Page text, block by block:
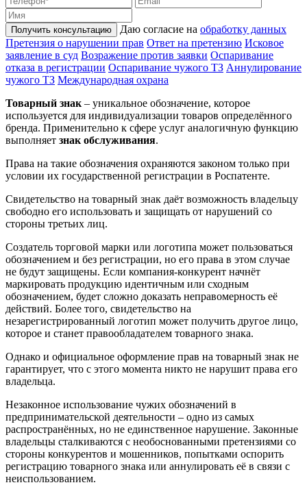
Получить консультацию Даю согласие на обработку данных
Претензия о нарушении прав Ответ на претензию Исковое
заявление в суд Возражение против заявки Оспаривание
отказа в регистрации Оспаривание чужого ТЗ Аннулирование
чужого ТЗ Международная охрана
Товарный знак – уникальное обозначение, которое
используется для индивидуализации товаров определённого
бренда. Применительно к сфере услуг аналогичную функцию
выполняет знак обслуживания.
Права на такие обозначения охраняются законом только при
условии их государственной регистрации в Роспатенте.
Свидетельство на товарный знак даёт возможность владельцу
свободно его использовать и защищать от нарушений со
стороны третьих лиц.
Создатель торговой марки или логотипа может пользоваться
обозначением и без регистрации, но его права в этом случае
не будут защищены. Если компания-конкурент начнёт
маркировать продукцию идентичным или сходным
обозначением, будет сложно доказать неправомерность её
действий. Более того, свидетельство на
незарегистрированный логотип может получить другое лицо,
которое и станет правообладателем товарного знака.
Однако и официальное оформление прав на товарный знак не
гарантирует, что с этого момента никто не нарушит права его
владельца.
Незаконное использование чужих обозначений в
предпринимательской деятельности – одно из самых
распространённых, но не единственное нарушение. Законные
владельцы сталкиваются с необоснованными претензиями со
стороны конкурентов и мошенников, попытками оспорить
регистрацию товарного знака или аннулировать её в связи с
неиспользованием.